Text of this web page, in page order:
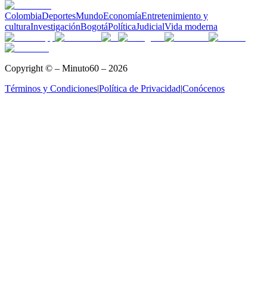
ColombiaDeportesMundoEconomíaEntretenimiento y
culturaInvestigaciónBogotáPolíticaJudicialVida moderna
Copyright © – Minuto60 – 2026
Términos y Condiciones|Política de Privacidad|Conócenos